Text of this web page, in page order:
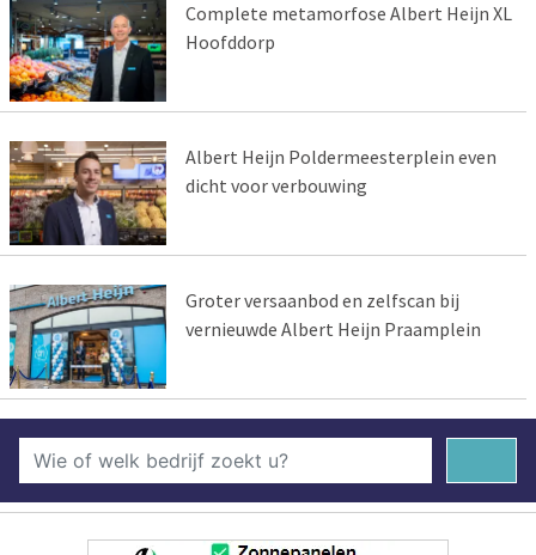
Complete metamorfose Albert Heijn XL
Hoofddorp
Albert Heijn Poldermeesterplein even
dicht voor verbouwing
Groter versaanbod en zelfscan bij
vernieuwde Albert Heijn Praamplein